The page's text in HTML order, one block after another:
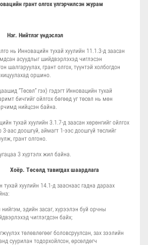
грант олгох үлгэрчилсэн журам
Нэг. Нийтлэг үндэслэл
нь Инновацийн тухай хуулийн 11.1.3-д заасан
асуудлыг шийдвэрлэхэд чиглэсэн
шалгаруулах, грант олгох, түүнтэй холбогдон
оршино.
“Төсөл” гэх) гэдэгт Инновацийн тухай
бичгийг ойлгох бөгөөд уг төсөл нь мөн
нийцсэн байна.
тухай хуулийн 3.1.7-д заасан хөрөнгийг ойлгох
аас доошгүй, аймагт 1-ээс доошгүй төслийг
грант олгоно.
3 хүртэлх жил байна.
Хоёр. Төсөлд тавигдах шаардлага
хуулийн 14.1-д зааснаас гадна дараах
эдийн засаг, хүрээлэн буй орчны
чиглэгдсэн байх;
төлөвлөгөөг боловсруулсан, зах зээлийн
суурилан тодорхойлсон, өрсөлдөгч